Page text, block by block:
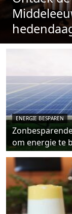
ENERGIE BESPAREN
om energie te